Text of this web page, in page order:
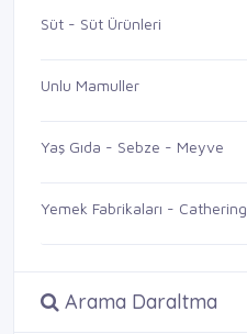
Süt - Süt Ürünleri
Unlu Mamuller
Yaş Gıda - Sebze - Meyve
Yemek Fabrikaları - Cathering
Arama Daraltma